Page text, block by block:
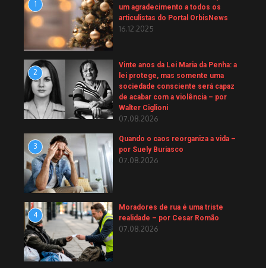
1
um agradecimento a todos os
articulistas do Portal OrbisNews
16.12.2025
2
Vinte anos da Lei Maria da Penha: a
lei protege, mas somente uma
sociedade consciente será capaz
de acabar com a violência – por
Walter Ciglioni
07.08.2026
3
Quando o caos reorganiza a vida –
por Suely Buriasco
07.08.2026
4
Moradores de rua é uma triste
realidade – por Cesar Romão
07.08.2026